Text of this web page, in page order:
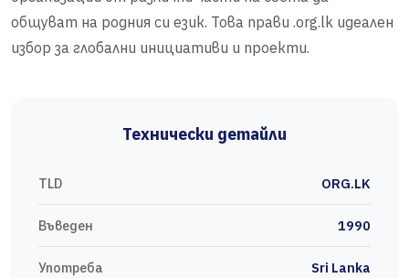
общуват на родния си език. Това прави .org.lk идеален
избор за глобални инициативи и проекти.
Технически детайли
TLD ORG.LK
Въведен 1990
Употреба Sri Lanka